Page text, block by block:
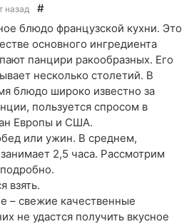
назад
#
блюдо французской кухни. Это
основного ингредиента
панцири ракообразных. Его
несколько столетий. В
блюдо широко известно за
пользуется спросом в
Европы и США.
или ужин. В среднем,
2,5 часа. Рассмотрим
взять.
– свежие качественные
не удастся получить вкусное